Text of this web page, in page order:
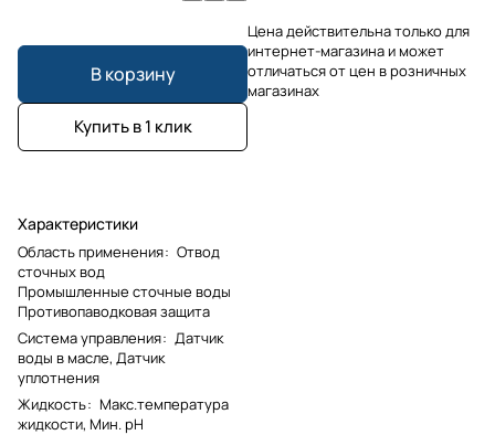
В корзину
Купить в 1 клик
Характеристики
Область применения: Отвод
сточных вод
Промышленные сточные воды
Противопаводковая защита
Система управления: Датчик
воды в масле, Датчик
уплотнения
Жидкость: Макс.температура
жидкости, Мин. pH
Цена действительна только для
интернет-магазина и может
отличаться от цен в розничных
магазинах